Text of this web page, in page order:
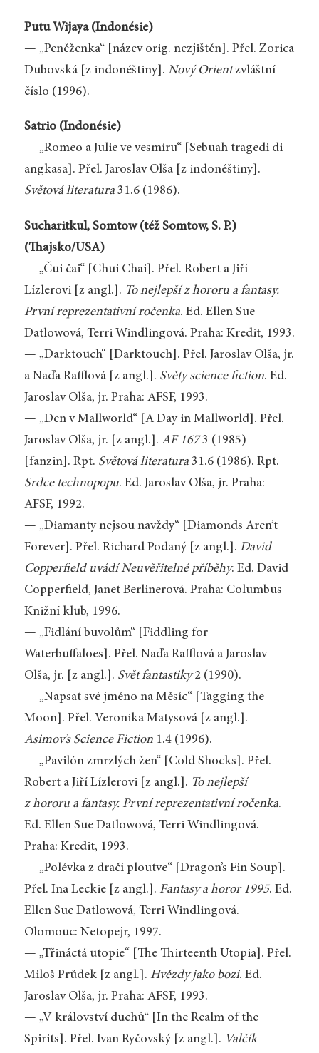
Putu Wijaya (Indonésie)
— „Peněženka“ [název orig. nezjištěn]. Přel. Zorica
Dubovská [z indonéštiny]. Nový Orientzvláštní
číslo (1996).
Satrio (Indonésie)
— „Romeo a Julie ve vesmíru“ [Sebuah tragedi di
angkasa]. Přel. Jaroslav Olša [z indonéštiny].
Světová literatura31.6 (1986).
Sucharitkul, Somtow (též Somtow, S. P.)
(Thajsko/USA)
— „Čui čai“ [Chui Chai]. Přel. Robert a Jiří
Lízlerovi [z angl.]. To nejlepší z hororu a fantasy.
První reprezentativní ročenka. Ed. Ellen Sue
Datlowová, Terri Windlingová. Praha: Kredit, 1993.
— „Darktouch“ [Darktouch]. Přel. Jaroslav Olša, jr.
a Naďa Rafflová [z angl.]. Světy science fiction. Ed.
Jaroslav Olša, jr. Praha: AFSF, 1993.
— „Den v Mallworld“ [A Day in Mallworld]. Přel.
Jaroslav Olša, jr. [z angl.]. AF 1673 (1985)
[fanzin]. Rpt. Světová literatura31.6 (1986). Rpt.
Srdce technopopu. Ed. Jaroslav Olša, jr. Praha:
AFSF, 1992.
— „Diamanty nejsou navždy“ [Diamonds Aren’t
Forever]. Přel. Richard Podaný [z angl.]. David
Copperfield uvádí Neuvěřitelné příběhy. Ed. David
Copperfield, Janet Berlinerová. Praha: Columbus –
Knižní klub, 1996.
— „Fidlání buvolům“ [Fiddling for
Waterbuffaloes]. Přel. Naďa Rafflová a Jaroslav
Olša, jr. [z angl.]. Svět fantastiky2 (1990).
— „Napsat své jméno na Měsíc“ [Tagging the
Moon]. Přel. Veronika Matysová [z angl.].
Asimov’s Science Fiction1.4 (1996).
— „Pavilón zmrzlých žen“ [Cold Shocks]. Přel.
Robert a Jiří Lízlerovi [z angl.]. To nejlepší
z hororu a fantasy. První reprezentativní ročenka.
Ed. Ellen Sue Datlowová, Terri Windlingová.
Praha: Kredit, 1993.
— „Polévka z dračí ploutve“ [Dragon’s Fin Soup].
Přel. Ina Leckie [z angl.]. Fantasy a horor 1995. Ed.
Ellen Sue Datlowová, Terri Windlingová.
Olomouc: Netopejr, 1997.
— „Třináctá utopie“ [The Thirteenth Utopia]. Přel.
Miloš Průdek [z angl.]. Hvězdy jako bozi. Ed.
Jaroslav Olša, jr. Praha: AFSF, 1993.
— „V království duchů“ [In the Realm of the
Spirits]. Přel. Ivan Ryčovský [z angl.]. Valčík